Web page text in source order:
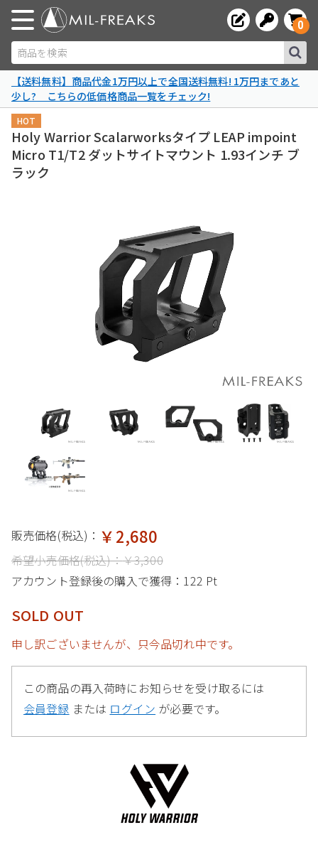
商品を検索
0
【送料無料】商品代金1万円以上で全国送料無料! 1万円まであと
少し? こちらの低価格商品一覧をチェック!
HOT
Holy Warrior Scalarworksタイプ LEAP impoint
Micro T1/T2 ダットサイトマウント 1.93インチ ブ
ラック
販売価格(税込)： ￥2,680
希望小売価格(税込)：￥3,300
アカウント登録後の購入で獲得： 122 Pt
SOLD OUT
申し訳ございませんが、只今品切れ中です。
この商品の再入荷時にお知らせを受け取るには
会員登録 または ログイン が必要です。